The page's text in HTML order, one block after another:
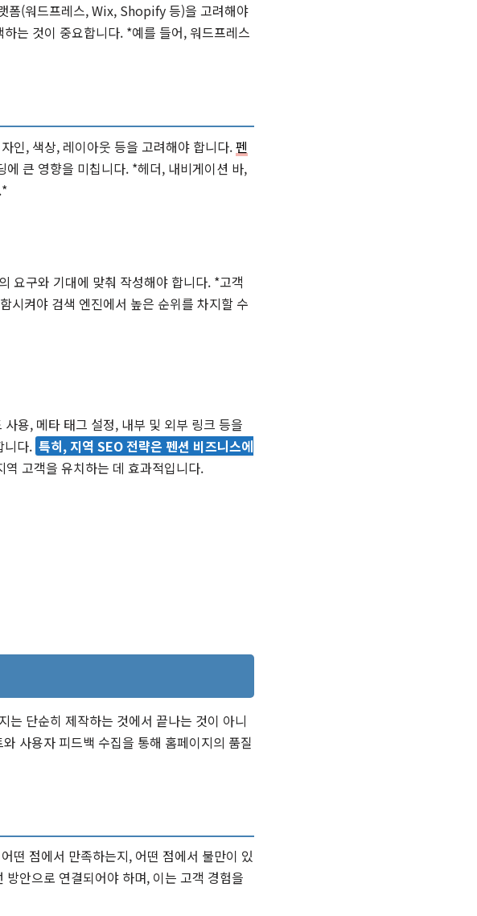
폼(워드프레스, Wix, Shopify 등)을 고려해야
는 것이 중요합니다. *예를 들어, 워드프레스
인, 색상, 레이아웃 등을 고려해야 합니다.펜
큰 영향을 미칩니다. *헤더, 내비게이션 바,
요구와 기대에 맞춰 작성해야 합니다. *고객
시켜야 검색 엔진에서 높은 순위를 차지할 수
용, 메타 태그 설정, 내부 및 외부 링크 등을
니다. 특히, 지역 SEO 전략은 펜션 비즈니스에
역 고객을 유치하는 데 효과적입니다.
는 단순히 제작하는 것에서 끝나는 것이 아니
사용자 피드백 수집을 통해 홈페이지의 품질
떤 점에서 만족하는지, 어떤 점에서 불만이 있
안으로 연결되어야 하며, 이는 고객 경험을